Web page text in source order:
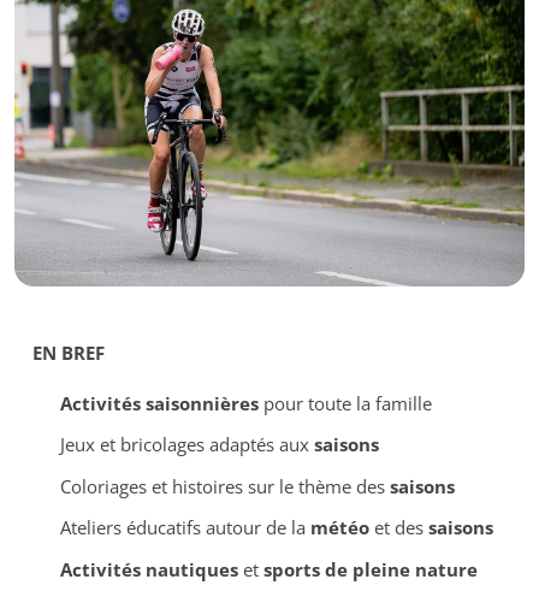
EN BREF
Activités saisonnièrespour toute la famille
Jeux et bricolages adaptés aux saisons
Coloriages et histoires sur le thème des saisons
Ateliers éducatifs autour de la météoet des saisons
Activités nautiqueset sports de pleine nature